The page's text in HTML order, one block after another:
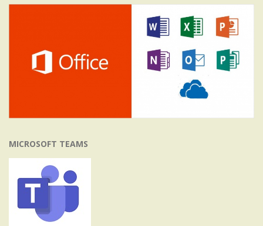
MICROSOFT TEAMS